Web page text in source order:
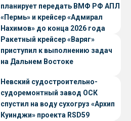
планирует передать ВМФ РФ АПЛ
«Пермь» и крейсер «Адмирал
Нахимов» до конца 2026 года
Ракетный крейсер «Варяг»
приступил к выполнению задач
на Дальнем Востоке
Невский судостроительно-
судоремонтный завод ОСК
спустил на воду сухогруз «Архип
Куинджи» проекта RSD59